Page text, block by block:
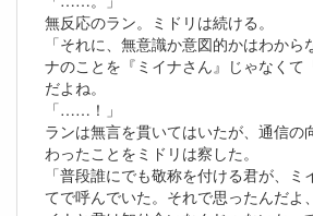
無反応のラン。ミドリは続ける。
「それに、無意識か意図的かはわから
ナのことを『ミイナさん』じゃなくて
だよね。
「……！」
ランは無言を貫いてはいたが、通信の
わったことをミドリは察した。
「普段誰にでも敬称を付ける君が、
てで呼んでいた。それで思ったんだよ